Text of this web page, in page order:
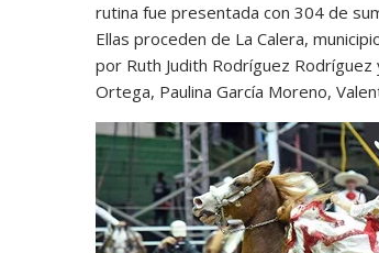
rutina fue presentada con 304 de
Ellas proceden de La Calera,
por Ruth Judith Rodríguez
Ortega, Paulina García Moreno,